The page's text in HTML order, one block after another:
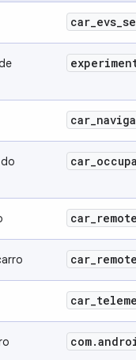
car_evs_
car_
car_
car_remote
car_remote
car_
com.